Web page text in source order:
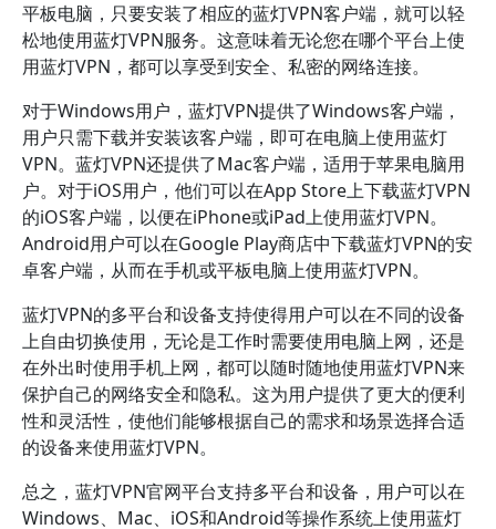
平板电脑，只要安装了相应的蓝灯VPN客户端，就可以轻
松地使用蓝灯VPN服务。这意味着无论您在哪个平台上使
用蓝灯VPN，都可以享受到安全、私密的网络连接。
对于Windows用户，蓝灯VPN提供了Windows客户端，
用户只需下载并安装该客户端，即可在电脑上使用蓝灯
VPN。蓝灯VPN还提供了Mac客户端，适用于苹果电脑用
户。对于iOS用户，他们可以在App Store上下载蓝灯VPN
的iOS客户端，以便在iPhone或iPad上使用蓝灯VPN。
Android用户可以在Google Play商店中下载蓝灯VPN的安
卓客户端，从而在手机或平板电脑上使用蓝灯VPN。
蓝灯VPN的多平台和设备支持使得用户可以在不同的设备
上自由切换使用，无论是工作时需要使用电脑上网，还是
在外出时使用手机上网，都可以随时随地使用蓝灯VPN来
保护自己的网络安全和隐私。这为用户提供了更大的便利
性和灵活性，使他们能够根据自己的需求和场景选择合适
的设备来使用蓝灯VPN。
总之，蓝灯VPN官网平台支持多平台和设备，用户可以在
Windows、Mac、iOS和Android等操作系统上使用蓝灯